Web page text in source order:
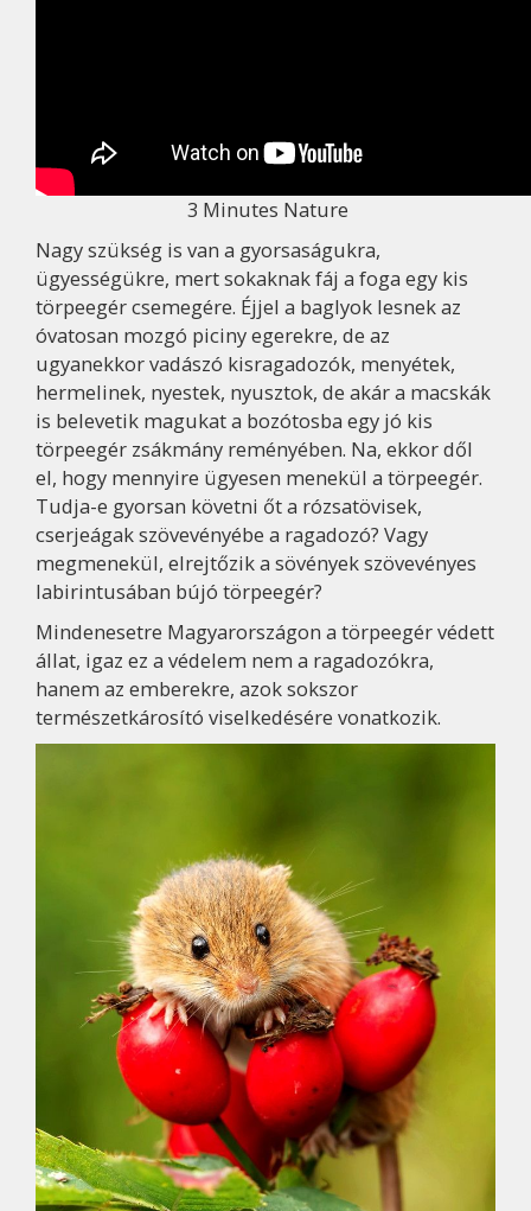
3 Minutes Nature
Nagy szükség is van a gyorsaságukra,
ügyességükre, mert sokaknak fáj a foga egy kis
törpeegér csemegére. Éjjel a baglyok lesnek az
óvatosan mozgó piciny egerekre, de az
ugyanekkor vadászó kisragadozók, menyétek,
hermelinek, nyestek, nyusztok, de akár a macskák
is belevetik magukat a bozótosba egy jó kis
törpeegér zsákmány reményében. Na, ekkor dől
el, hogy mennyire ügyesen menekül a törpeegér.
Tudja-e gyorsan követni őt a rózsatövisek,
cserjeágak szövevényébe a ragadozó? Vagy
megmenekül, elrejtőzik a sövények szövevényes
labirintusában bújó törpeegér?
Mindenesetre Magyarországon a törpeegér védett
állat, igaz ez a védelem nem a ragadozókra,
hanem az emberekre, azok sokszor
természetkárosító viselkedésére vonatkozik.